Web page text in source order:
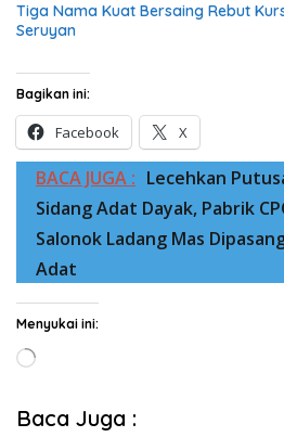
Tiga Nama Kuat Bersaing Rebut
Seruyan
Bagikan ini:
Facebook X
BACA JUGA : Lecehkan
Sidang Adat Dayak, Pabrik
Salonok Ladang Mas
Adat
Menyukai ini:
Memuat...
Baca Juga :